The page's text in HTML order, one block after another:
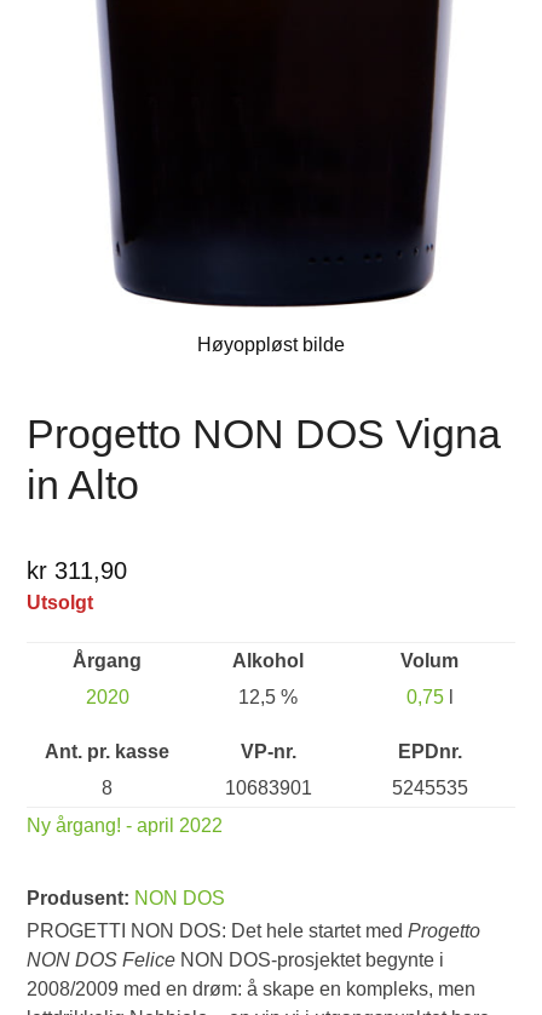
Høyoppløst bilde
Progetto NON DOS Vigna
in Alto
kr 311,90
Utsolgt
Årgang
2020
Alkohol
12,5 %
Volum
0,75l
Ant. pr. kasse
8
VP-nr.
10683901
EPDnr.
5245535
Ny årgang! - april 2022
Produsent: NON DOS
PROGETTI NON DOS: Det hele startet medProgetto
NON DOS Felice NON DOS-prosjektet begynte i
2008/2009 med en drøm: å skape en kompleks, men